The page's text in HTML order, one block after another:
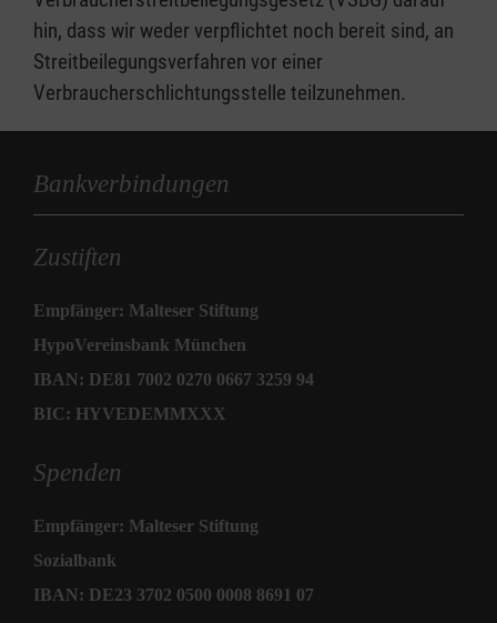
hin, dass wir weder verpflichtet noch bereit sind, an
Streitbeilegungsverfahren vor einer
Verbraucherschlichtungsstelle teilzunehmen.
Bankverbindungen
Zustiften
Empfänger: Malteser Stiftung
HypoVereinsbank München
IBAN: DE81 7002 0270 0667 3259 94
BIC: HYVEDEMMXXX
Spenden
Empfänger: Malteser Stiftung
Sozialbank
IBAN: DE23 3702 0500 0008 8691 07